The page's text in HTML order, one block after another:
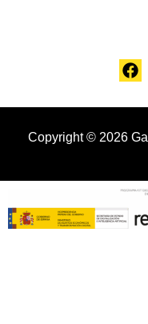
Copyright © 2026